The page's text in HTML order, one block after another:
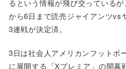
るという情報が飛び交っている
から6日まで読売ジャイアンツvs
3連戦が決定済。
3日は社会人アメリカンフットボ
に展開する「Xプレミア」の開幕